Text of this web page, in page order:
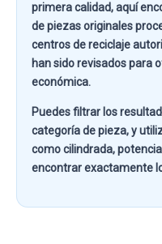
primera calidad, aquí
de piezas originales
centros de reciclaje
han sido revisados para
económica.
Puedes filtrar los
categoría de pieza, y
comocilindrada,
encontrar exactamente